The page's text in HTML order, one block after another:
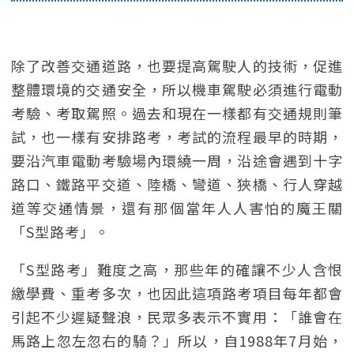
除了改善交通道路，也要提高駕駛人的技術，促進
整體環境的交通安全，所以機車駕駛必須進行電動
考驗、考取駕照。過去和現在一樣都有交通規則筆
試，也一樣有安排路考，考試的流程最早的時期，
要沿汽車電動考驗場內環繞一周，沿途會遇到十字
路口、鐵路平交道、陸橋、彎道、狹橋、行人穿越
道等交通情景，還有那個當年人人害怕的魔王關
「S型路考」。
「S型路考」難度之高，那些年的確讓不少人含恨
繳學費、重考多次，也因此這項路考項目每年都會
引起不少遲疑聲浪，民眾多表示不實用：「誰會在
馬路上忽左忽右的騎？」所以，自1988年7月始，